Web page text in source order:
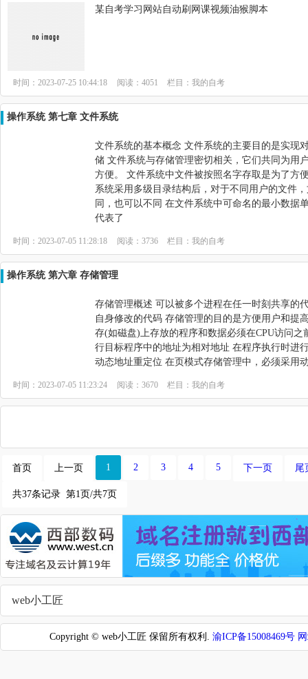
某自考学习网站自动刷网课视频油猴脚本
时间：2023-07-25 10:44:18 阅读：4051 栏目：我的自考
操作系统 第七章 文件系统
文件系统的基本概念 文件系统的主要目的是实现
储 文件系统与存储管理密切相关，它们共同为用
方便。 文件系统中文件被按照名字存取是为了方
系统采用多级目录结构后，对于不同用户的文件
同，也可以不同 在文件系统中可命名的最小数据
代表了
时间：2023-07-05 11:28:18 阅读：3736 栏目：我的自考
操作系统 第六章 存储管理
存储管理概述 可以被多个进程在任一时刻共享的
自身修改的代码 存储管理的目的是方便用户和提
存(如磁盘)上存放的程序和数据必须在CPU访问之
行目标程序中的地址为相对地址 在程序执行时进
动态地址重定位 在页模式存储管理中，必须采用
时间：2023-07-05 11:23:24 阅读：3670 栏目：我的自考
首页 上一页 1 2 3 4 5 下一页 尾
共37条记录 第1页/共7页
web小工匠
Copyright © web小工匠 保留所有权利. 渝ICP备15008469号